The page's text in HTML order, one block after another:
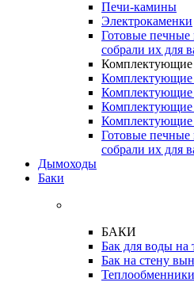
Печи-камины
Электрокаменки
Готовые печные
собрали их для
Комплектующие
Комплектующие
Комплектующие
Комплектующие
Комплектующие
Готовые печные
собрали их для
Дымоходы
Баки
БАКИ
Бак для воды на
Бак на стену
Теплообменники